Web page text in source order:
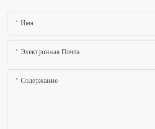
Имя
Электронная Почта
Содержание